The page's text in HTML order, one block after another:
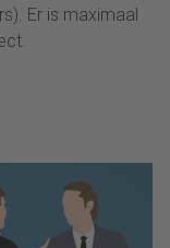
Er is maximaal